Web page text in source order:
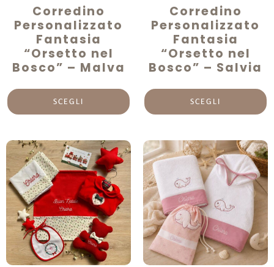
Corredino
Personalizzato
Fantasia
“Orsetto nel
Bosco” – Malva
SCEGLI
Corredino
Personalizzato
Fantasia
“Orsetto nel
Bosco” – Salvia
SCEGLI